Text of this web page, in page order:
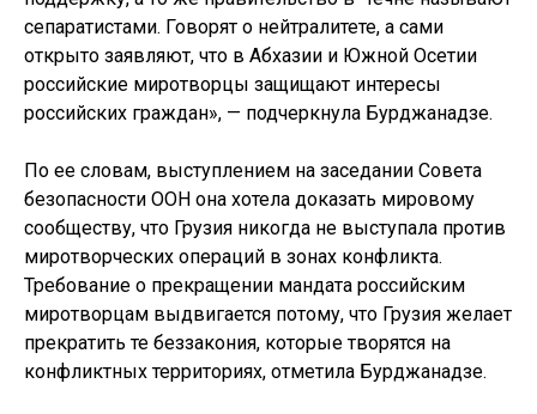
сепаратистами. Говорят о нейтралитете, а сами
открыто заявляют, что в Абхазии и Южной Осетии
российские миротворцы защищают интересы
российских граждан», — подчеркнула Бурджанадзе.
По ее словам, выступлением на заседании Совета
безопасности ООН она хотела доказать мировому
сообществу, что Грузия никогда не выступала против
миротворческих операций в зонах конфликта.
Требование о прекращении мандата российским
миротворцам выдвигается потому, что Грузия желает
прекратить те беззакония, которые творятся на
конфликтных территориях, отметила Бурджанадзе.